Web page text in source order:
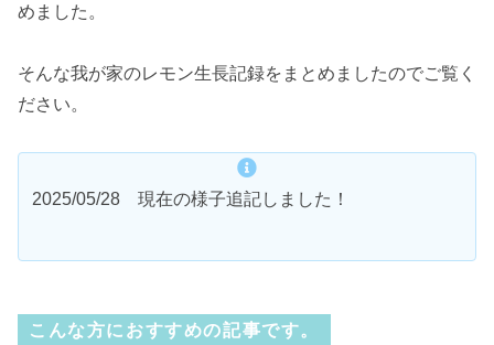
めました。
そんな我が家のレモン生長記録をまとめましたのでご覧く
ださい。
2025/05/28 現在の様子追記しました！
こんな方におすすめの記事です。